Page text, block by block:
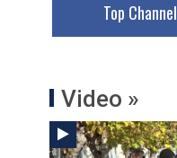
Top Channel
Video »